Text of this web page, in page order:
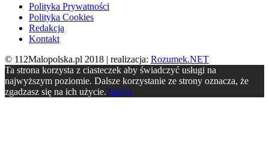
Polityka Prywatności
Polityka Cookies
Redakcja
Kontakt
© 112Malopolska.pl 2018 | realizacja: Rozumek.NET
Ta strona korzysta z ciasteczek aby świadczyć usługi na
najwyższym poziomie. Dalsze korzystanie ze strony oznacza, że
zgadzasz się na ich użycie.Zgoda